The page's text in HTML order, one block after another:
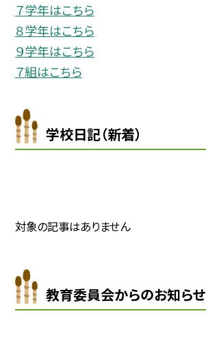
７学年はこちら
８学年はこちら
９学年はこちら
７組はこちら
学校日記（新着）
対象の記事はありません
教育委員会からのお知らせ